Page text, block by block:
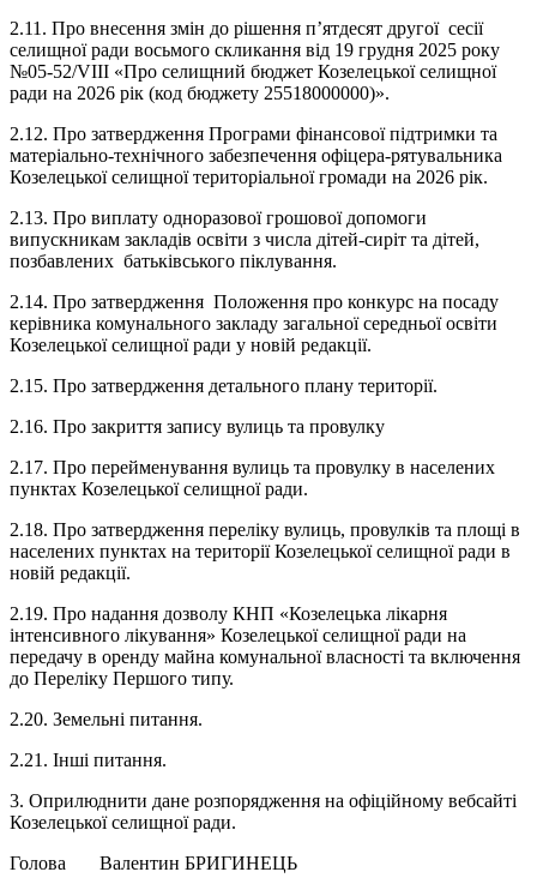
2.11. Про внесення змін до рішення п’ятдесят другої сесії
селищної ради восьмого скликання від 19 грудня 2025 року
№05-52/VIII «Про селищний бюджет Козелецької селищної
ради на 2026 рік (код бюджету 25518000000)».
2.12. Про затвердження Програми фінансової підтримки та
матеріально-технічного забезпечення офіцера-рятувальника
Козелецької селищної територіальної громади на 2026 рік.
2.13. Про виплату одноразової грошової допомоги
випускникам закладів освіти з числа дітей-сиріт та дітей,
позбавлених батьківського піклування.
2.14. Про затвердження Положення про конкурс на посаду
керівника комунального закладу загальної середньої освіти
Козелецької селищної ради у новій редакції.
2.15. Про затвердження детального плану території.
2.16. Про закриття запису вулиць та провулку
2.17. Про перейменування вулиць та провулку в населених
пунктах Козелецької селищної ради.
2.18. Про затвердження переліку вулиць, провулків та площі в
населених пунктах на території Козелецької селищної ради в
новій редакції.
2.19. Про надання дозволу КНП «Козелецька лікарня
інтенсивного лікування» Козелецької селищної ради на
передачу в оренду майна комунальної власності та включення
до Переліку Першого типу.
2.20. Земельні питання.
2.21. Інші питання.
3. Оприлюднити дане розпорядження на офіційному вебсайті
Козелецької селищної ради.
Голова Валентин БРИГИНЕЦЬ